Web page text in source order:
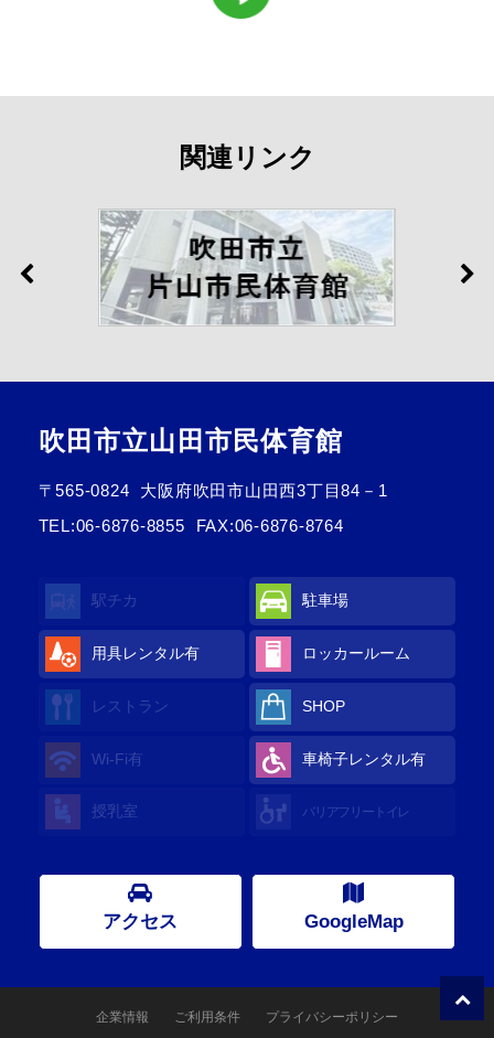
関連リンク
吹田市立山田市民体育館
〒565-0824
大阪府吹田市山田西3丁目84－1
TEL:06-6876-8855 FAX:06-6876-8764
駅チカ 駐車場
用具レンタル有 ロッカールーム
レストラン SHOP
Wi-Fi有 車椅子レンタル有
授乳室 バリアフリートイレ
アクセス GoogleMap
企業情報 ご利用条件 プライバシーポリシー